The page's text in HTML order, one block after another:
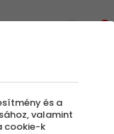
és a
valamint
cookie-k